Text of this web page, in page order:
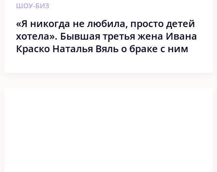
ШОУ-БИЗ
«Я никогда не любила, просто детей
хотела». Бывшая третья жена Ивана
Краско Наталья Вяль о браке с ним